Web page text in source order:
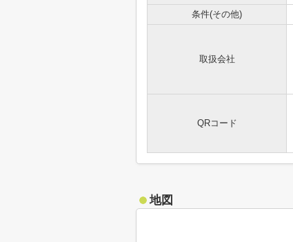
条件(その他)
取扱会社
QRコード
地図